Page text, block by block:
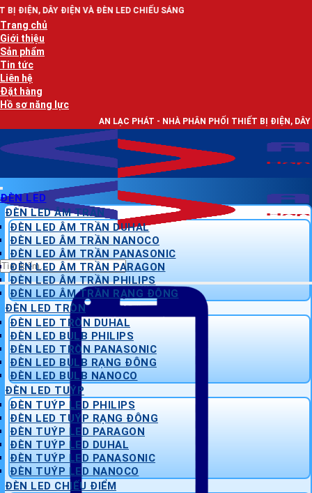
Bỏ
qua
nội
dung
VÀ ĐÈN LED CHIẾU SÁNG
Trang chủ
Giới thiệu
Sản phẩm
Tin tức
Liên hệ
Đặt hàng
Hồ sơ năng lực
AN LẠC PHÁT - NHÀ PHÂN PHỐI THIẾT BỊ ĐIỆN, DÂY ĐIỆN VÀ ĐÈN
Tìm
kiếm:
ĐÈN LED
ĐÈN LED ÂM TRẦN
ĐÈN LED ÂM TRẦN DUHAL
ĐÈN LED ÂM TRẦN NANOCO
ĐÈN LED ÂM TRẦN PANASONIC
ĐÈN LED ÂM TRẦN PARAGON
ĐÈN LED ÂM TRẦN PHILIPS
ĐÈN LED ÂM TRẦN RẠNG ĐÔNG
ĐÈN LED TRÒN
ĐÈN LED TRÒN DUHAL
ĐÈN LED BULB PHILIPS
ĐÈN LED TRÒN PANASONIC
ĐÈN LED BULB RẠNG ĐÔNG
ĐÈN LED BULB NANOCO
ĐÈN LED TUÝP
ĐÈN TUÝP LED PHILIPS
ĐÈN LED TUÝP RẠNG ĐÔNG
ĐÈN TUÝP LED PARAGON
ĐÈN TUÝP LED DUHAL
ĐÈN TUÝP LED PANASONIC
ĐÈN TUÝP LED NANOCO
ĐÈN LED CHIẾU ĐIỂM